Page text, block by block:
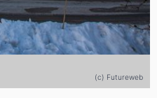
(c) Futureweb